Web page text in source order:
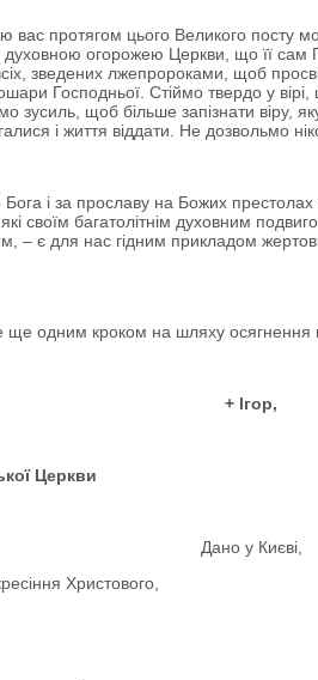
вас протягом цього Великого посту
огорожею Церкви, що її сам
зведених лжепророками, щоб
Господньої. Стіймо твердо у
зусиль, щоб більше запізнати віру,
і життя віддати. Не дозвольмо
Бога і за прославу на Божих
своїм багатолітнім духовним
– є для нас гідним прикладом
одним кроком на шляху осягнення
+ Ігор,
Церкви
Дано у Києві,
Христового,